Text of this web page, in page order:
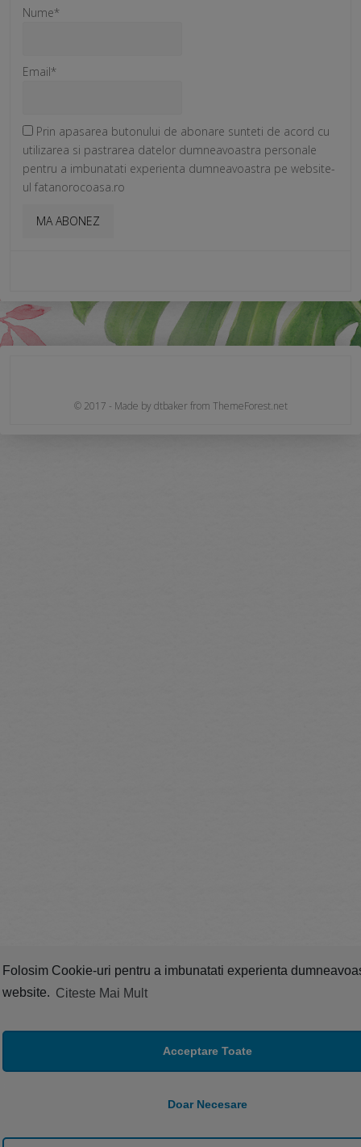
Folosim Cookie-uri pentru a imbunatati experienta
website. Citeste Mai Mult
Acceptare Toate
Doar Necesare
Nume*
Email*
Prin apasarea butonului de abonare sunteti de acord cu
utilizarea si pastrarea datelor dumneavoastra personale
pentru a imbunatati experienta dumneavoastra pe website-
ul fatanorocoasa.ro
© 2017 - Made by dtbaker from ThemeForest.net